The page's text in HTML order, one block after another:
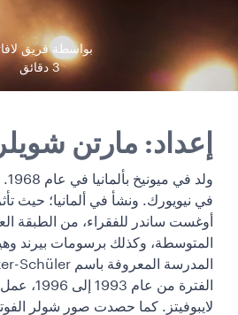
بواسطة فريق
3 دقائق
إعداد: مارتن شويلر
في نيويورك. ونشأ في ألمانيا؛ حيث
أوغست ساندر للفقراء، من الطبقة
المتوسطة، وكذلك برسومات بيرند
الفترة من
لايبوفيتز. كما حصدت صور شولر